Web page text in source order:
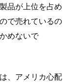
品が上位を占め
で売れているの
めないで
、アメリカ心配